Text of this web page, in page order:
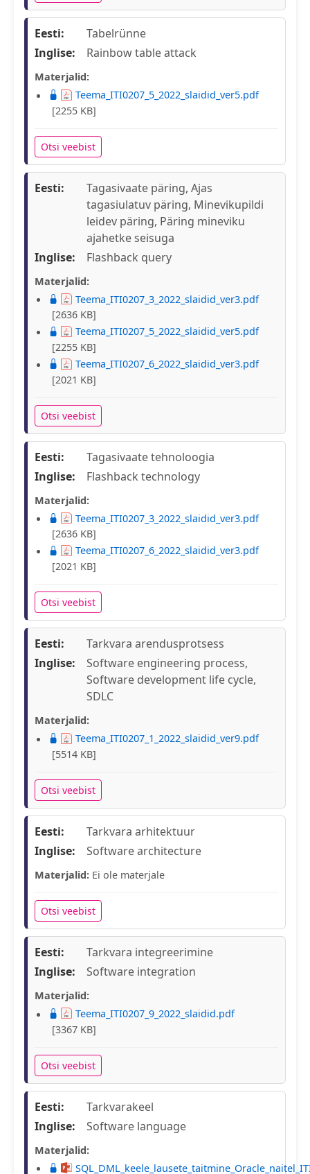
Eesti:
Tabelrünne
Inglise:
Rainbow table attack
Materjalid:
Teema_ITI0207_5_2022_slaidid_ver5.pdf
[2255 KB]
Otsi veebist
Eesti:
Tagasivaate päring, Ajas
tagasiulatuv päring, Minevikupildi
leidev päring, Päring mineviku
ajahetke seisuga
Inglise:
Flashback query
Materjalid:
Teema_ITI0207_3_2022_slaidid_ver3.pdf
[2636 KB]
Teema_ITI0207_5_2022_slaidid_ver5.pdf
[2255 KB]
Teema_ITI0207_6_2022_slaidid_ver3.pdf
[2021 KB]
Otsi veebist
Eesti:
Tagasivaate tehnoloogia
Inglise:
Flashback technology
Materjalid:
Teema_ITI0207_3_2022_slaidid_ver3.pdf
[2636 KB]
Teema_ITI0207_6_2022_slaidid_ver3.pdf
[2021 KB]
Otsi veebist
Eesti:
Tarkvara arendusprotsess
Inglise:
Software engineering process,
Software development life cycle,
SDLC
Materjalid:
Teema_ITI0207_1_2022_slaidid_ver9.pdf
[5514 KB]
Otsi veebist
Eesti:
Tarkvara arhitektuur
Inglise:
Software architecture
Materjalid: Ei ole materjale
Otsi veebist
Eesti:
Tarkvara integreerimine
Inglise:
Software integration
Materjalid:
Teema_ITI0207_9_2022_slaidid.pdf
[3367 KB]
Otsi veebist
Eesti:
Tarkvarakeel
Inglise:
Software language
Materjalid: